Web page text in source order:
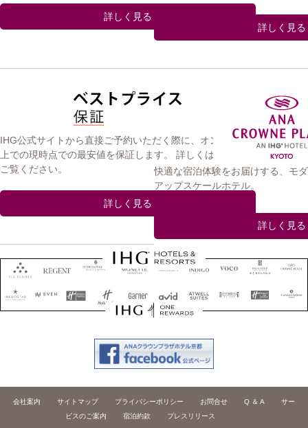
詳しく見る
詳しく見る
IHG公式サイトから直接ご予約いただく際に、オンライン
上での現時点での最安値を保証します。 詳しくはこちらを
ご覧ください。
詳しく見る
快適な宿泊体験をお届けする、モ
アップスケールホテル。
詳しく見る
会社案内 サイトマップ プライバシーポリシー お問合せ Q ＆ A
サー
ビスのご案内
宿泊約款 プレスリリース